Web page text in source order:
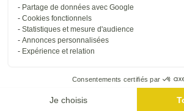
Partage de données avec Google
Cookies fonctionnels
Statistiques et mesure d'audience
Annonces personnalisées
Expérience et relation
Consentements certifiés par
Je choisis
Dépôt CNIL